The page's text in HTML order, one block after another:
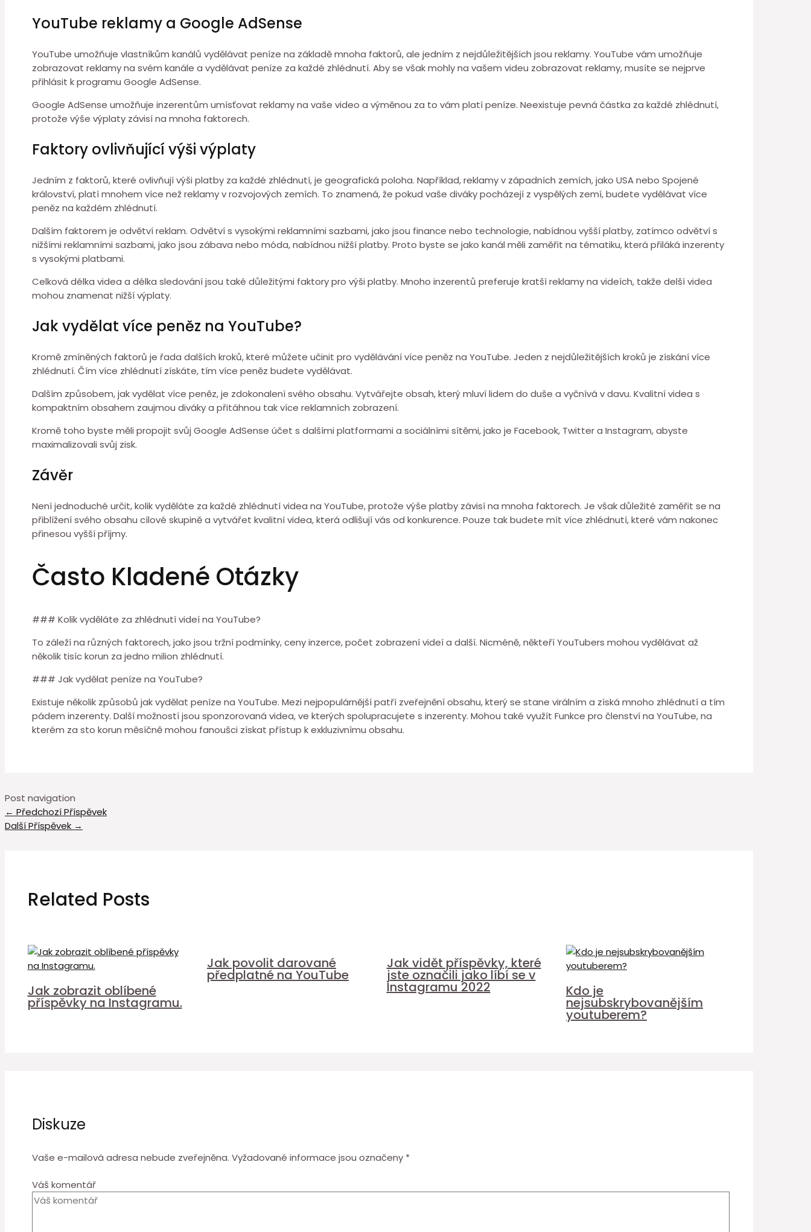
YouTube reklamy a Google AdSense
YouTube umožňuje vlastníkům kanálů vydělávat peníze na základě mnoha faktorů, ale jedním z nejdůležitějších jsou reklamy. YouTube vám umožňuje
zobrazovat reklamy na svém kanále a vydělávat peníze za každé zhlédnutí. Aby se však mohly na vašem videu zobrazovat reklamy, musíte se nejprve
přihlásit k programu Google AdSense.
Google AdSense umožňuje inzerentům umísťovat reklamy na vaše video a výměnou za to vám platí peníze. Neexistuje pevná částka za každé zhlédnutí,
protože výše výplaty závisí na mnoha faktorech.
Faktory ovlivňující výši výplaty
Jedním z faktorů, které ovlivňují výši platby za každé zhlédnutí, je geografická poloha. Například, reklamy v západních zemích, jako USA nebo Spojené
království, platí mnohem více než reklamy v rozvojových zemích. To znamená, že pokud vaše diváky pocházejí z vyspělých zemí, budete vydělávat více
peněz na každém zhlédnutí.
Dalším faktorem je odvětví reklam. Odvětví s vysokými reklamními sazbami, jako jsou finance nebo technologie, nabídnou vyšší platby, zatímco odvětví s
nižšími reklamními sazbami, jako jsou zábava nebo móda, nabídnou nižší platby. Proto byste se jako kanál měli zaměřit na tématiku, která přiláká inzerenty
s vysokými platbami.
Celková délka videa a délka sledování jsou také důležitými faktory pro výši platby. Mnoho inzerentů preferuje kratší reklamy na videích, takže delší videa
mohou znamenat nižší výplaty.
Jak vydělat více peněz na YouTube?
Kromě zmíněných faktorů je řada dalších kroků, které můžete učinit pro vydělávání více peněz na YouTube. Jeden z nejdůležitějších kroků je získání více
zhlédnutí. Čím více zhlédnutí získáte, tím více peněz budete vydělávat.
Dalším způsobem, jak vydělat více peněz, je zdokonalení svého obsahu. Vytvářejte obsah, který mluví lidem do duše a vyčnívá v davu. Kvalitní videa s
kompaktním obsahem zaujmou diváky a přitáhnou tak více reklamních zobrazení.
Kromě toho byste měli propojit svůj Google AdSense účet s dalšími platformami a sociálními sítěmi, jako je Facebook, Twitter a Instagram, abyste
maximalizovali svůj zisk.
Závěr
Není jednoduché určit, kolik vyděláte za každé zhlédnutí videa na YouTube, protože výše platby závisí na mnoha faktorech. Je však důležité zaměřit se na
přiblížení svého obsahu cílové skupině a vytvářet kvalitní videa, která odlišují vás od konkurence. Pouze tak budete mít více zhlédnutí, které vám nakonec
přinesou vyšší příjmy.
Často Kladené Otázky
### Kolik vyděláte za zhlédnutí videí na YouTube?
To záleží na různých faktorech, jako jsou tržní podmínky, ceny inzerce, počet zobrazení videí a další. Nicméně, někteří YouTubers mohou vydělávat až
několik tisíc korun za jedno milion zhlédnutí.
### Jak vydělat peníze na YouTube?
Existuje několik způsobů jak vydělat peníze na YouTube. Mezi nejpopulárnější patří zveřejnění obsahu, který se stane virálním a získá mnoho zhlédnutí a tím
pádem inzerenty. Další možností jsou sponzorovaná videa, ve kterých spolupracujete s inzerenty. Mohou také využít Funkce pro členství na YouTube, na
kterém za sto korun měsíčně mohou fanoušci získat přístup k exkluzivnímu obsahu.
Post navigation
← Předchozí Příspěvek
Další Příspěvek →
Related Posts
Jak zobrazit oblíbené
příspěvky na Instagramu.
Jak povolit darované
předplatné na YouTube
Jak vidět příspěvky, které
jste označili jako líbí se v
Instagramu 2022 Kdo je
nejsubskrybovanějším
youtuberem?
Diskuze
Vaše e-mailová adresa nebude zveřejněna. Vyžadované informace jsou označeny *
Váš komentář